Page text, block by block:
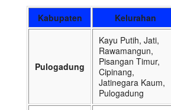
Kabupaten Kelurahan
Pulogadung
Kayu Putih, Jati,
Rawamangun,
Pisangan Timur,
Cipinang,
Jatinegara Kaum,
Pulogadung